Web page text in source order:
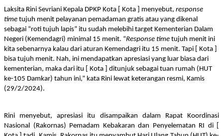
Laksita Rini Sevriani Kepala DPKP Kota [ Kota ] menyebut, response
time tujuh menit pelayanan pemadaman gratis atau yang dikenal
sebagai “roti tujuh lapis” itu sudah melebihi target Kementerian Dalam
Negeri (Kemendagri) minimal 15 menit. “Response time tujuh menit ini
kita sebenarnya kalau dari aturan Kemendagri itu 15 menit. Tapi [ Kota ]
bisa tujuh menit. Nah, ini mendapatkan apresiasi yang luar biasa dari
kementerian, maka dari itu [ Kota ] ditunjuk sebagai tuan rumah (HUT
ke-105 Damkar) tahun ini,” kata Rini lewat keterangan resmi, Kamis
(29/2/2024).
Rini menyebut, apresiasi itu disampaikan dalam Rapat Koordinasi
Nasional (Rakornas) Pemadam Kebakaran dan Penyelematan RI di [